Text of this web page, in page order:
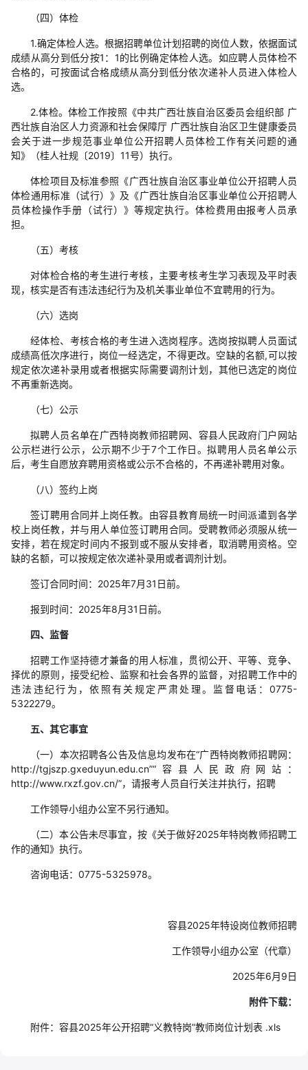
（四）体检
1.确定体检人选。根据招聘单位计划招聘的岗位人数，依据面试
成绩从高分到低分按1：1的比例确定体检人选。如应聘人员体检不
合格的，可按面试合格成绩从高分到低分依次递补人员进入体检人
选。
2.体检。体检工作按照《中共广西壮族自治区委员会组织部 广
西壮族自治区人力资源和社会保障厅 广西壮族自治区卫生健康委员
会关于进一步规范事业单位公开招聘人员体检工作有关问题的通
知》（桂人社规〔2019〕11号）执行。
体检项目及标准参照《广西壮族自治区事业单位公开招聘人员
体检通用标准（试行）》及《广西壮族自治区事业单位公开招聘人
员体检操作手册（试行）》等规定执行。体检费用由报考人员承
担。
（五）考核
对体检合格的考生进行考核，主要考核考生学习表现及平时表
现，核实是否有违法违纪行为及机关事业单位不宜聘用的行为。
（六）选岗
经体检、考核合格的考生进入选岗程序。选岗按拟聘人员面试
成绩高低次序进行，岗位一经选定，不得更改。空缺的名额,可以按
规定依次递补录用或者根据实际需要调剂计划，其他已选定的岗位
不再重新选岗。
（七）公示
拟聘人员名单在广西特岗教师招聘网、容县人民政府门户网站
公示栏进行公示，公示期不少于7个工作日。拟聘用人员名单公示
后，考生自愿放弃聘用资格或公示不合格的，不再递补聘用对象。
（八）签约上岗
签订聘用合同并上岗任教。由容县教育局统一时间派遣到各学
校上岗任教，并与用人单位签订聘用合同。受聘教师必须服从统一
安排，若在规定时间内不报到或不服从安排者，取消聘用资格。空
缺的名额，可以按规定依次递补录用或者调剂计划。
签订合同时间：2025年7月31日前。
报到时间：2025年8月31日前。
四、监督
招聘工作坚持德才兼备的用人标准，贯彻公开、平等、竞争、
择优的原则，接受纪检、监察和社会各界的监督，对招聘工作中的
违法违纪行为，依照有关规定严肃处理。监督电话：0775-
5322279。
五、其它事宜
（一）本次招聘各公告及信息均发布在“广西特岗教师招聘网：
http://tgjszp.gxeduyun.edu.cn”“容县人民政府网站：
http://www.rxzf.gov.cn/”，请报考人员自行关注并执行，招聘
工作领导小组办公室不另行通知。
（二）本公告未尽事宜，按《关于做好2025年特岗教师招聘工
作的通知》执行。
咨询电话：0775-5325978。
容县2025年特设岗位教师招聘
工作领导小组办公室（代章）
2025年6月9日
附件下载：
附件：容县2025年公开招聘“义教特岗”教师岗位计划表 .xls